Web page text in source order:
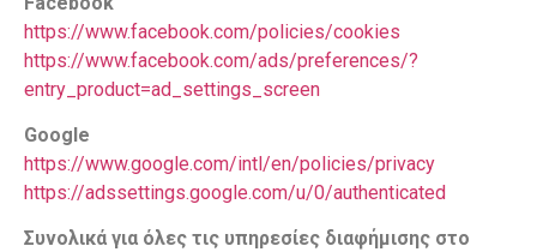
https://www.facebook.com/policies/cookies
https://www.facebook.com/ads/preferences/?
entry_product=ad_settings_screen
Google
https://www.google.com/intl/en/policies/privacy
https://adssettings.google.com/u/0/authenticated
Συνολικά για όλες τις υπηρεσίες διαφήμισης στο